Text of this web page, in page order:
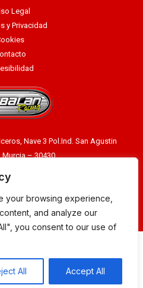
your browsing experience,
and analyze our
you consent to our use of
All Accept All
Legal
y Privacidad
Nave 3 Pol.Ind. San Agustin
Murcia – 30430
Diseño:Manager-Community
POR LOS FONDOS EUROPEOS NEXT